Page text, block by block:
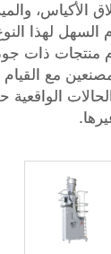
الأكياس،
السهل لهذا
منتجات ذات
مع القيام